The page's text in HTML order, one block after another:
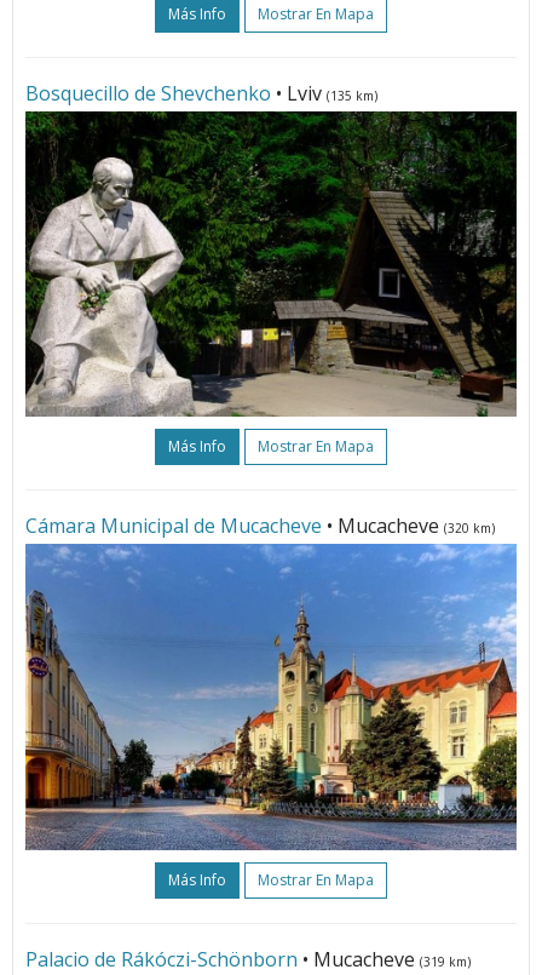
Más Info Mostrar En Mapa
Bosquecillo de Shevchenko • Lviv (135 km)
Más Info Mostrar En Mapa
Cámara Municipal de Mucacheve • Mucacheve (320 km)
Más Info Mostrar En Mapa
Palacio de Rákóczi-Schönborn • Mucacheve (319 km)